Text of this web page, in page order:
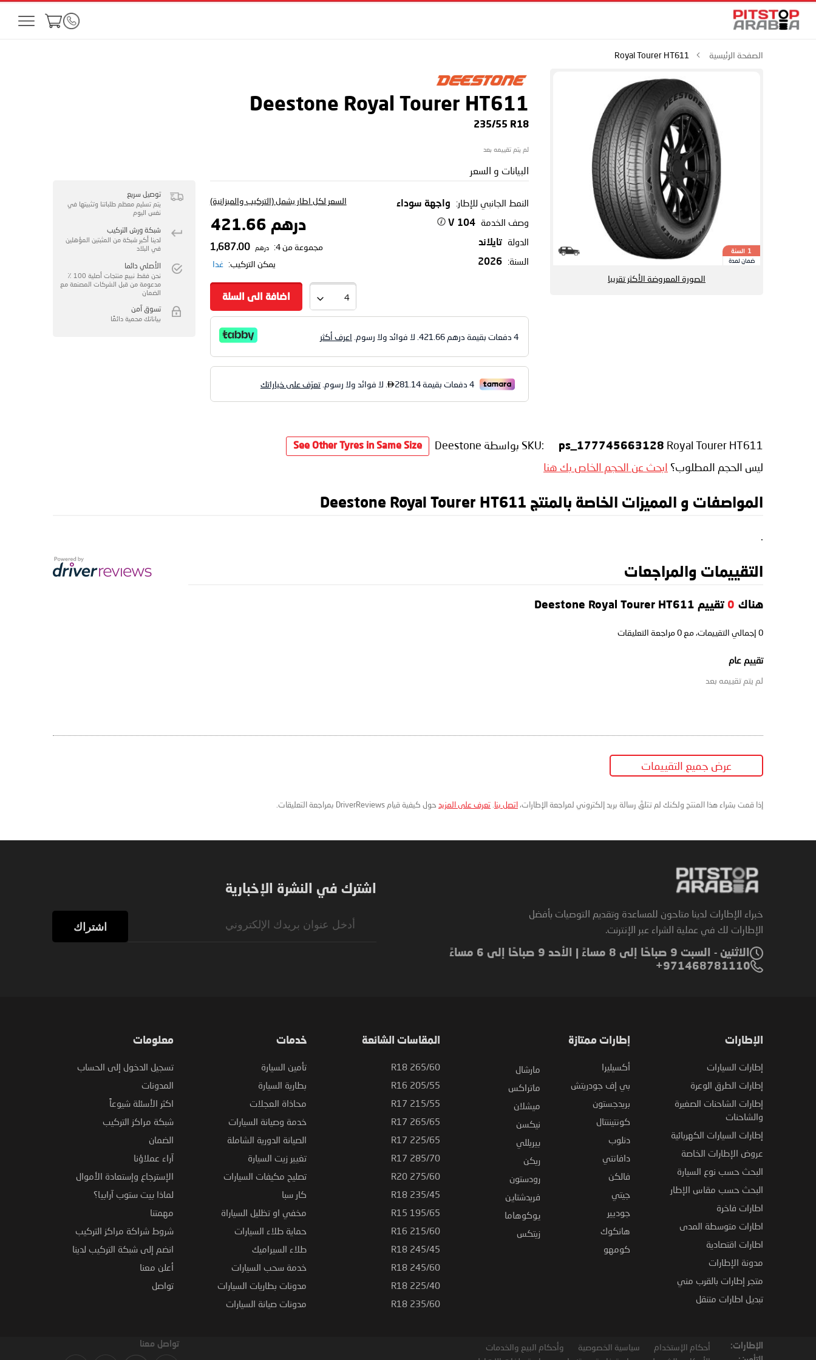
الصفحة الرئيسية Royal Tourer HT611
Deestone Royal Tourer HT611
235/55 R18
لم يتم تقييمه بعد
1 السنة
ضمان لمدة
الصورة المعروضة الأكثر تقريبا
البيانات و السعر
النمط الجانبي للإطار: واجهة سوداء
وصف الخدمة 104 V
الدولة تايلاند
السنة: 2026
السعر لكل اطار يشمل (التركيب والميزانية)
درهم 421.66
مجموعة من 4: درهم 1,687.00
يمكن التركيب: غدا
اضافة الى السلة
4 دفعات بقيمة درهم 421.66 . لا فوائد ولا رسوم. اعرف أكثر
توصيل سريع
يتم تسليم معظم طلباتنا وتثبيتها في
نفس اليوم
شبكة ورش التركيب
لدينا أكبر شبكة من المثبتين المؤهلين
في البلاد
الأصلي دائما
نحن فقط نبيع منتجات أصلية 100 ٪
مدعومة من قبل الشركات المصنعة مع
الضمان
تسوق آمن
بياناتك محمية دائمًا
SKU: ps_177745663128 Royal Tourer HT611 بواسطة Deestone See Other Tyres in Same Size
ليس الحجم المطلوب؟ ابحث عن الحجم الخاص بك هنا
المواصفات و المميزات الخاصة بالمنتج Deestone Royal Tourer HT611
.
التقييمات والمراجعات
هناك 0 تقييم Deestone Royal Tourer HT611
0 إجمالي التقييمات، مع 0 مراجعة التعليقات
تقييم عام
لم يتم تقييمه بعد
عرض جميع التقييمات
إذا قمت بشراء هذا المنتج ولكنك لم تتلقَ رسالة بريد إلكتروني لمراجعة الإطارات، اتصل بنا تعرف على المزيد حول كيفية قيام DriverReviews بمراجعة التعليقات.
خبراء الإطارات لدينا متاحون للمساعدة وتقديم التوصيات بأفضل
الإطارات لك في عملية الشراء عبر الإنترنت.
الاثنين - السبت 9 صباحًا إلى 8 مساءً | الأحد 9 صباحًا إلى 6 مساءً
971468781110+
اشترك في النشرة الإخبارية
اشتراك
الإطارات
إطارات السيارات
إطارات الطرق الوعرة
إطارات الشاحنات الصغيرة
والشاحنات
إطارات السيارات الكهربائية
عروض الإطارات الخاصة
البحث حسب نوع السيارة
البحث حسب مقاس الإطار
اطارات فاخرة
اطارات متوسطة المدى
اطارات اقتصادية
مدونة الإطارات
متجر إطارات بالقرب مني
تبديل اطارات متنقل
إطارات ممتازة
أكسيليرا
بي إف جودريتش
بريدجستون
كونتيننتال
دنلوب
دافانتي
فالكن
جيتي
جوديير
هانكوك
كومهو
مارشال
ماتراكس
ميشلان
نيكسن
بيريللي
ريكن
رودستون
فريدشتاين
يوكوهاما
زيتكس
المقاسات الشائعة
265/60 R18
205/55 R16
215/55 R17
265/65 R17
225/65 R17
285/70 R17
275/60 R20
235/45 R18
195/65 R15
215/60 R16
245/45 R18
245/60 R18
225/40 R18
235/60 R18
خدمات
تأمين السيارة
بطارية السيارة
محاذاة العجلات
خدمة وصيانة السيارات
الصيانة الدورية الشاملة
تغيير زيت السيارة
تصليح مكيفات السيارات
كار سبا
مخفي او تظليل السياراة
حماية طلاء السيارات
طلاء السيراميك
خدمة سحب السيارات
مدونات بطاريات السيارات
مدونات صيانة السيارات
معلومات
تسجيل الدخول إلى الحساب
المدونات
اكثر الأسئلة شيوعاً
شبكة مراكز التركيب
الضمان
آراء عملاؤنا
الإسترجاع وإستعادة الأموال
لماذا بيت ستوب آرابيا؟
مهمتنا
شروط شراكة مراكز التركيب
انضم إلى شبكة التركيب لدينا
أعلن معنا
تواصل
الإطارات: أحكام الإستخدام سياسية الخصوصية وأحكام البيع والخدمات تواصل معنا